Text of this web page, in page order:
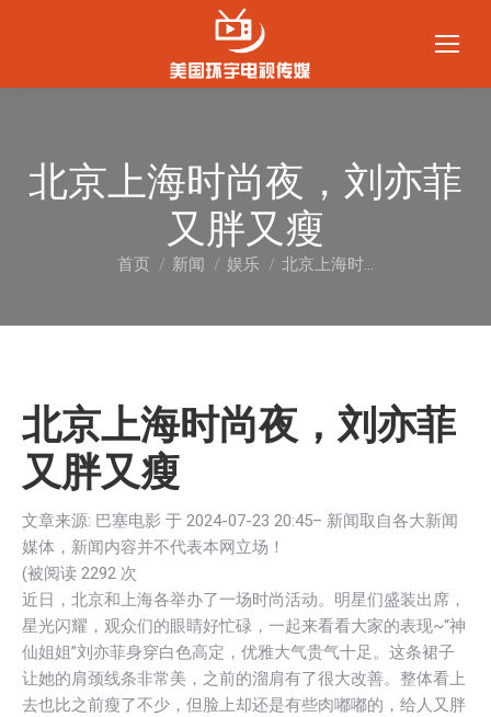
北京上海时尚夜，刘亦菲
又胖又瘦
您在这里：
首页 新闻 娱乐 北京上海时…
北京上海时尚夜，刘亦菲
又胖又瘦
文章来源: 巴塞电影 于 2024-07-23 20:45– 新闻取自各大新闻
媒体，新闻内容并不代表本网立场！
(被阅读 2292 次
近日，北京和上海各举办了一场时尚活动。明星们盛装出席，
星光闪耀，观众们的眼睛好忙碌，一起来看看大家的表现~“神
仙姐姐”刘亦菲身穿白色高定，优雅大气贵气十足。这条裙子
让她的肩颈线条非常美，之前的溜肩有了很大改善。整体看上
去也比之前瘦了不少，但脸上却还是有些肉嘟嘟的，给人又胖